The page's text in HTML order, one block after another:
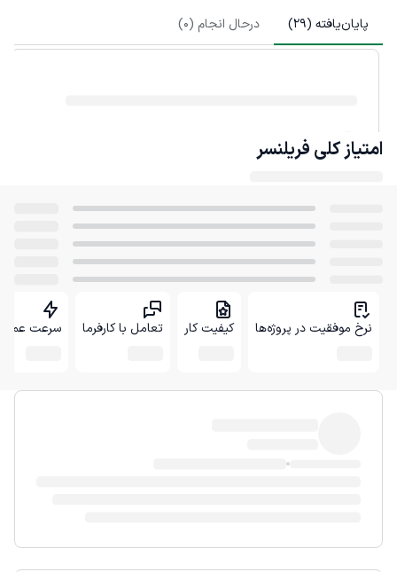
پایان‌یافته (29
) درحال انجام (0
)
امتیاز کلی فریلنسر
نرخ موفقیت در پروژه‌ها کیفیت کار تعامل با کارفرما سرعت عمل